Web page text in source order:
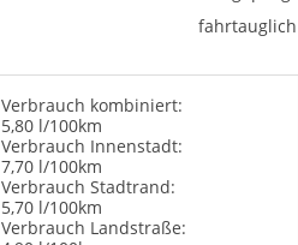
fahrtauglich
Verbrauch kombiniert:
5,80 l/100km
Verbrauch Innenstadt:
7,70 l/100km
Verbrauch Stadtrand:
5,70 l/100km
Verbrauch Landstraße: